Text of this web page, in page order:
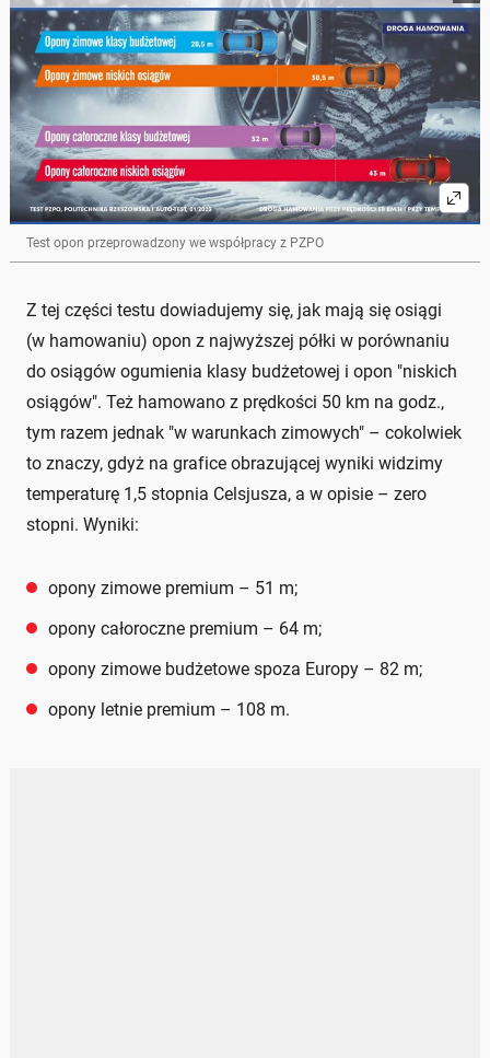
Test opon przeprowadzony we współpracy z PZPO
Z tej części testu dowiadujemy się, jak mają się osiągi
(w hamowaniu) opon z najwyższej półki w porównaniu
do osiągów ogumienia klasy budżetowej i opon "niskich
osiągów". Też hamowano z prędkości 50 km na godz.,
tym razem jednak "w warunkach zimowych" – cokolwiek
to znaczy, gdyż na grafice obrazującej wyniki widzimy
temperaturę 1,5 stopnia Celsjusza, a w opisie – zero
stopni. Wyniki:
opony zimowe premium – 51 m;
opony całoroczne premium – 64 m;
opony zimowe budżetowe spoza Europy – 82 m;
opony letnie premium – 108 m.